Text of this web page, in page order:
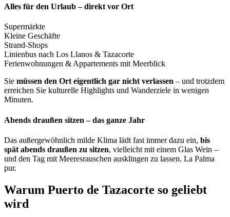
Alles für den Urlaub – direkt vor Ort
Supermärkte
Kleine Geschäfte
Strand-Shops
Linienbus nach Los Llanos & Tazacorte
Ferienwohnungen & Appartements mit Meerblick
Sie müssen den Ort eigentlich gar nicht verlassen – und trotzdem
erreichen Sie kulturelle Highlights und Wanderziele in wenigen
Minuten.
Abends draußen sitzen – das ganze Jahr
Das außergewöhnlich milde Klima lädt fast immer dazu ein, bis
spät abends draußen zu sitzen, vielleicht mit einem Glas Wein –
und den Tag mit Meeresrauschen ausklingen zu lassen. La Palma
pur.
Warum Puerto de Tazacorte so geliebt
wird